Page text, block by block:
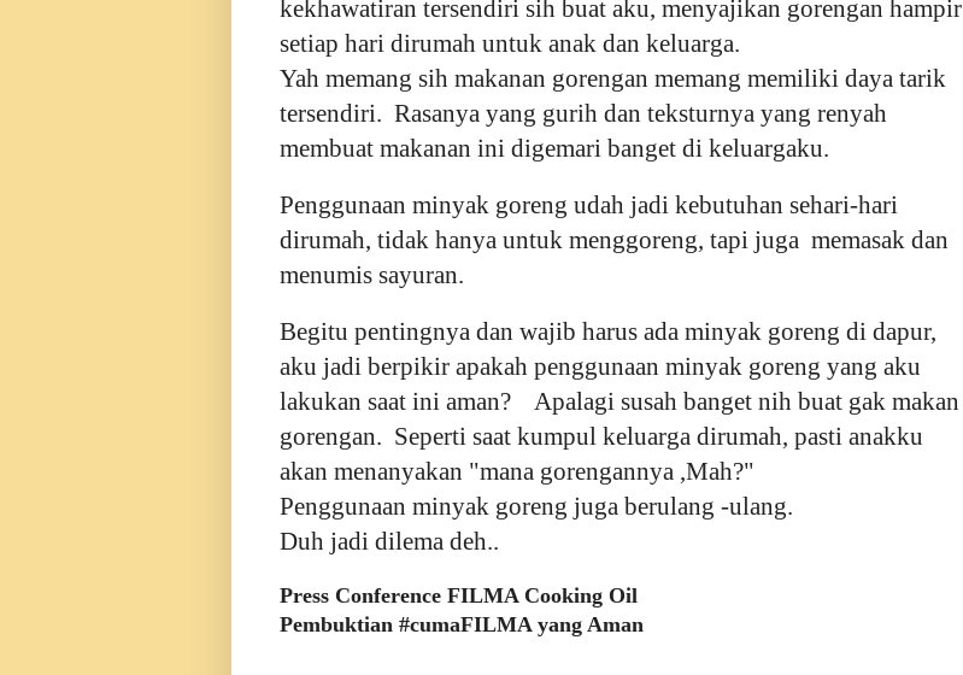
kekhawatiran tersendiri sih buat aku, menyajikan gorengan hampir
setiap hari dirumah untuk anak dan keluarga.
Yah memang sih makanan gorengan memang memiliki daya tarik
tersendiri. Rasanya yang gurih dan teksturnya yang renyah
membuat makanan ini digemari banget di keluargaku.
Penggunaan minyak goreng udah jadi kebutuhan sehari-hari
dirumah, tidak hanya untuk menggoreng, tapi juga memasak dan
menumis sayuran.
Begitu pentingnya dan wajib harus ada minyak goreng di dapur,
aku jadi berpikir apakah penggunaan minyak goreng yang aku
lakukan saat ini aman? Apalagi susah banget nih buat gak makan
gorengan. Seperti saat kumpul keluarga dirumah, pasti anakku
akan menanyakan "mana gorengannya ,Mah?"
Penggunaan minyak goreng juga berulang -ulang.
Duh jadi dilema deh..
Press Conference FILMA Cooking Oil
Pembuktian #cumaFILMA yang Aman